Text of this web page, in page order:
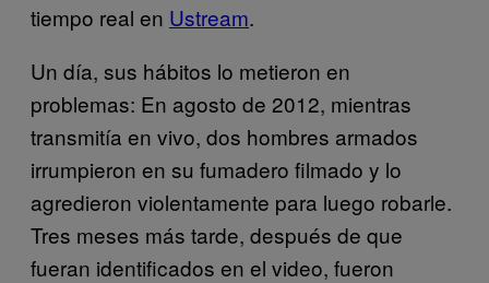
tiempo real en Ustream.
Un día, sus hábitos lo metieron en
problemas: En agosto de 2012, mientras
transmitía en vivo, dos hombres armados
irrumpieron en su fumadero filmado y lo
agredieron violentamente para luego robarle.
Tres meses más tarde, después de que
fueran identificados en el video, fueron